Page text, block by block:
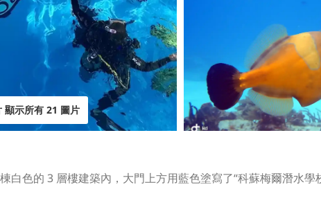
顯示所有 21 圖片
白色的 3 層樓建築內，大門上方用藍色塗寫了“科蘇梅爾潛水學